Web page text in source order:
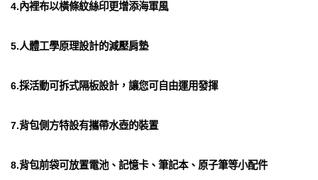
4.內裡布以橫條紋絲印更增添海軍風
5.人體工學原理設計的減壓肩墊
6.採活動可拆式隔板設計，讓您可自由運用發揮
7.背包側方特設有攜帶水壺的裝置
8.背包前袋可放置電池、記憶卡、筆記本、原子筆等小配件